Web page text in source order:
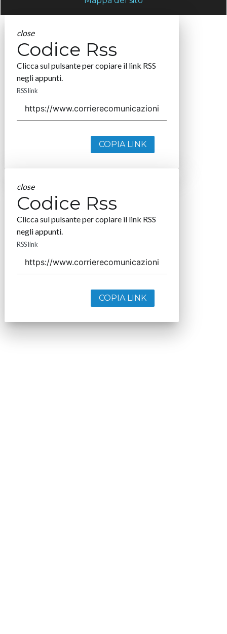
close
Codice Rss
Clicca sul pulsante per copiare il link RSS
negli appunti.
RSS link
COPIA LINK
close
Codice Rss
Clicca sul pulsante per copiare il link RSS
negli appunti.
RSS link
COPIA LINK